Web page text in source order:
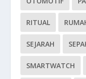
RITUAL
SEJARAH
SMARTWATCH